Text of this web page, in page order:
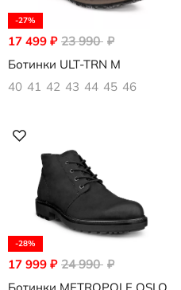
-27%
17 499 ₽ 23 990 ₽
Ботинки ULT-TRN M
40 41 42 43 44 45 46
-28%
17 999 ₽ 24 990 ₽